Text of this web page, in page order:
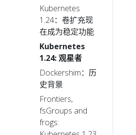
Kubernetes
1.24：卷扩充现
在成为稳定功能
Kubernetes
1.24: 观星者
Dockershim：历
史背景
Frontiers,
fsGroups and
frogs: